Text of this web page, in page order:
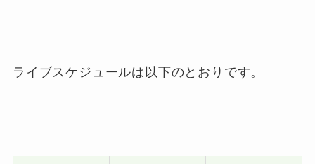
ライブスケジュールは以下のとおりです。